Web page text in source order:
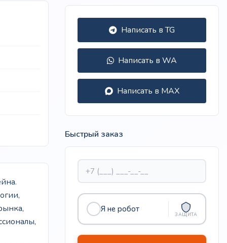
Написать в TG
Написать в WA
Написать в MAX
Быстрый заказ
Я не робот
ЗАЩИТА